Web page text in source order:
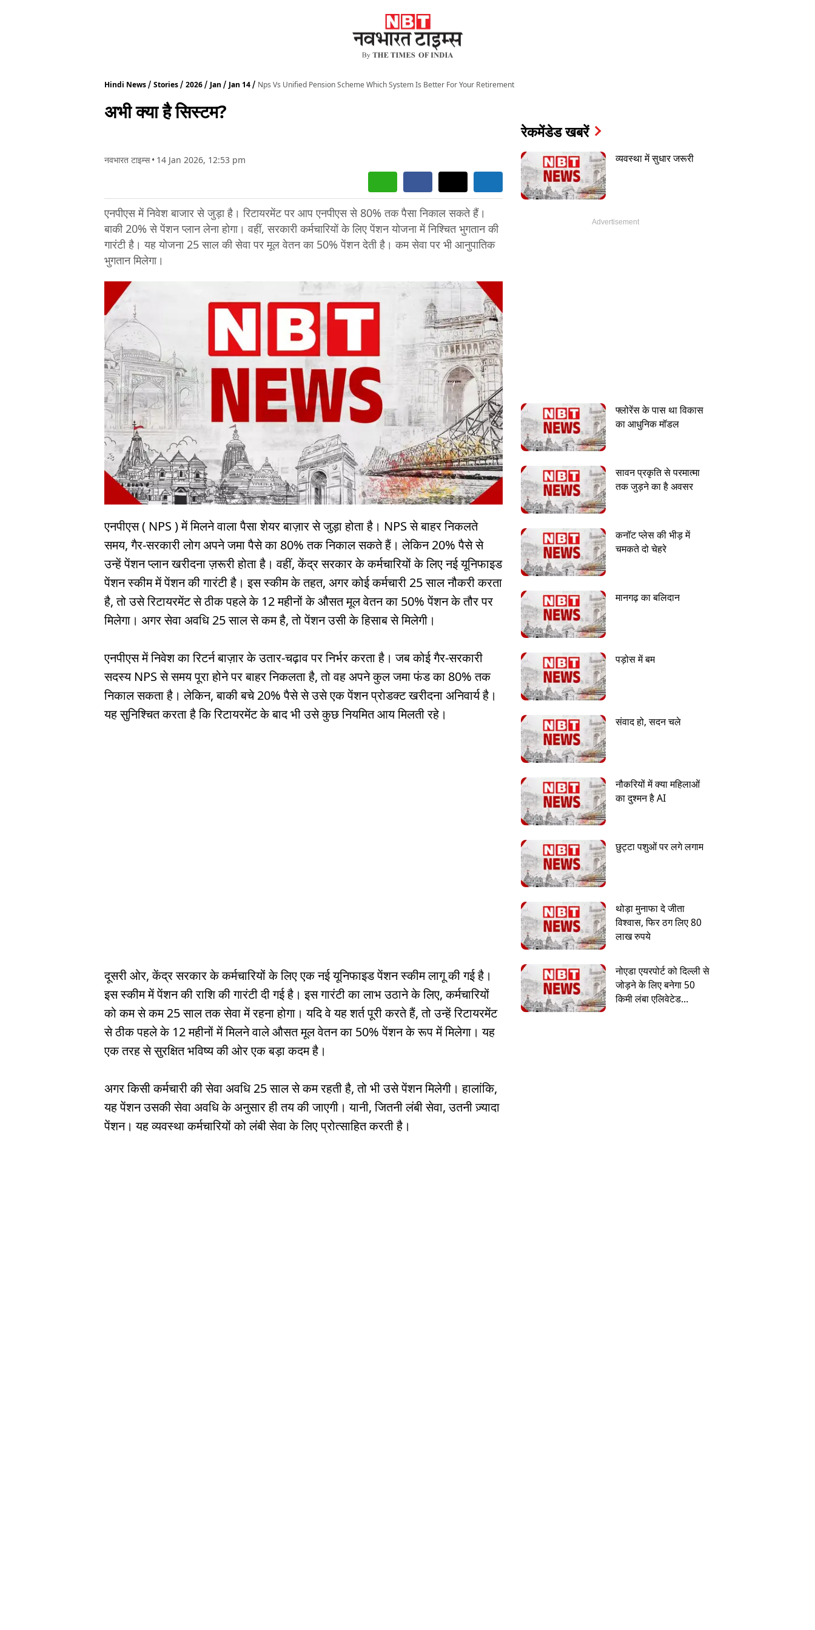
Hindi News Stories 2026 Jan Jan 14 Nps Vs Unified Pension Scheme Which System Is Better For Your Retirement
अभी क्या है सिस्टम?
नवभारत टाइम्स • 14 Jan 2026, 12:53 pm
एनपीएस में निवेश बाजार से जुड़ा है। रिटायरमेंट पर आप एनपीएस से 80% तक पैसा निकाल सकते हैं।
बाकी 20% से पेंशन प्लान लेना होगा। वहीं, सरकारी कर्मचारियों के लिए पेंशन योजना में निश्चित भुगतान की
गारंटी है। यह योजना 25 साल की सेवा पर मूल वेतन का 50% पेंशन देती है। कम सेवा पर भी आनुपातिक
भुगतान मिलेगा।
एनपीएस ( NPS ) में मिलने वाला पैसा शेयर बाज़ार से जुड़ा होता है। NPS से बाहर निकलते
समय, गैर-सरकारी लोग अपने जमा पैसे का 80% तक निकाल सकते हैं। लेकिन 20% पैसे से
उन्हें पेंशन प्लान खरीदना ज़रूरी होता है। वहीं, केंद्र सरकार के कर्मचारियों के लिए नई यूनिफाइड
पेंशन स्कीम में पेंशन की गारंटी है। इस स्कीम के तहत, अगर कोई कर्मचारी 25 साल नौकरी करता
है, तो उसे रिटायरमेंट से ठीक पहले के 12 महीनों के औसत मूल वेतन का 50% पेंशन के तौर पर
मिलेगा। अगर सेवा अवधि 25 साल से कम है, तो पेंशन उसी के हिसाब से मिलेगी।
एनपीएस में निवेश का रिटर्न बाज़ार के उतार-चढ़ाव पर निर्भर करता है। जब कोई गैर-सरकारी
सदस्य NPS से समय पूरा होने पर बाहर निकलता है, तो वह अपने कुल जमा फंड का 80% तक
निकाल सकता है। लेकिन, बाकी बचे 20% पैसे से उसे एक पेंशन प्रोडक्ट खरीदना अनिवार्य है।
यह सुनिश्चित करता है कि रिटायरमेंट के बाद भी उसे कुछ नियमित आय मिलती रहे।
दूसरी ओर, केंद्र सरकार के कर्मचारियों के लिए एक नई यूनिफाइड पेंशन स्कीम लागू की गई है।
इस स्कीम में पेंशन की राशि की गारंटी दी गई है। इस गारंटी का लाभ उठाने के लिए, कर्मचारियों
को कम से कम 25 साल तक सेवा में रहना होगा। यदि वे यह शर्त पूरी करते हैं, तो उन्हें रिटायरमेंट
से ठीक पहले के 12 महीनों में मिलने वाले औसत मूल वेतन का 50% पेंशन के रूप में मिलेगा। यह
एक तरह से सुरक्षित भविष्य की ओर एक बड़ा कदम है।
अगर किसी कर्मचारी की सेवा अवधि 25 साल से कम रहती है, तो भी उसे पेंशन मिलेगी। हालांकि,
यह पेंशन उसकी सेवा अवधि के अनुसार ही तय की जाएगी। यानी, जितनी लंबी सेवा, उतनी ज़्यादा
पेंशन। यह व्यवस्था कर्मचारियों को लंबी सेवा के लिए प्रोत्साहित करती है।
रेकमेंडेड खबरें
व्यवस्था में सुधार जरूरी
फ्लोरेंस के पास था विकास
का आधुनिक मॉडल
सावन प्रकृति से परमात्मा
तक जुड़ने का है अवसर
कनॉट प्लेस की भीड़ में
चमकते दो चेहरे
मानगढ़ का बलिदान
पड़ोस में बम
संवाद हो, सदन चले
नौकरियों में क्या महिलाओं
का दुश्मन है AI
छुट्टा पशुओं पर लगे लगाम
थोड़ा मुनाफा दे जीता
विश्वास, फिर ठग लिए 80
लाख रुपये
नोएडा एयरपोर्ट को दिल्ली से
जोड़ने के लिए बनेगा 50
किमी लंबा एलिवेटेड